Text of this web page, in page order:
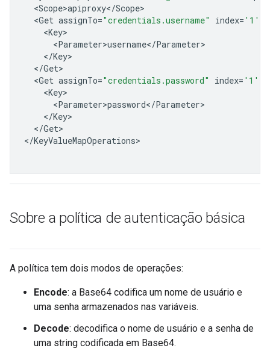
<Scope>apiproxy</Scope
<Get assignTo="credentials.username" index= '1'
<Key
<Parameter>username</Parameter
</Key
</Get
<Get assignTo="credentials.password" index= '1'
<Key
<Parameter>password</Parameter
</Key
</Get>
</KeyValueMapOperations
Sobre a política de autenticação básica
A política tem dois modos de operações:
Encode: a Base64 codifica um nome de usuário e
uma senha armazenados nas variáveis.
Decode: decodifica o nome de usuário e a senha de
uma string codificada em Base64.